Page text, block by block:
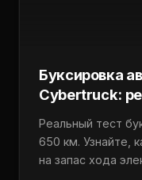
Буксировка
Cybertruck:
Реальный тест
650 км. Узнайте,
на запас хода